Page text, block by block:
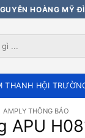
HOÀNG MỸ
THANH HỘI
AMPLY THÔNG BÁO
APU